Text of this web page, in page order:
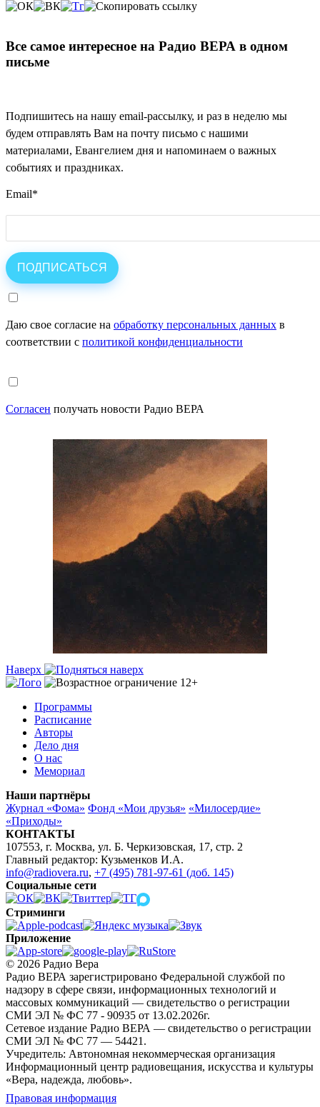
Все самое интересное на Радио ВЕРА в одном
письме
Подпишитесь на нашу email-рассылку, и раз в неделю мы
будем отправлять Вам на почту письмо с нашими
материалами, Евангелием дня и напоминаем о важных
событиях и праздниках.
Email*
Даю свое согласие на обработку персональных данных в
соответствии с политикой конфиденциальности
Согласен получать новости Радио ВЕРА
Наверх
Программы
Расписание
Авторы
Дело дня
О нас
Мемориал
Наши партнёры
Журнал «Фома» Фонд «Мои друзья» «Милосердие»
«Приходы»
КОНТАКТЫ
107553, г. Москва, ул. Б. Черкизовская, 17, стр. 2
Главный редактор: Кузьменков И.А.
info@radiovera.ru, +7 (495) 781-97-61 (доб. 145)
Социальные сети
Стриминги
Приложение
© 2026 Радио Вера
Радио ВЕРА зарегистрировано Федеральной службой по
надзору в сфере связи, информационных технологий и
массовых коммуникаций — свидетельство о регистрации
СМИ ЭЛ № ФС 77 - 90935 от 13.02.2026г.
Сетевое издание Радио ВЕРА — свидетельство о регистрации
СМИ ЭЛ № ФС 77 — 54421.
Учредитель: Автономная некоммерческая организация
Информационный центр радиовещания, искусства и культуры
«Вера, надежда, любовь».
Правовая информация